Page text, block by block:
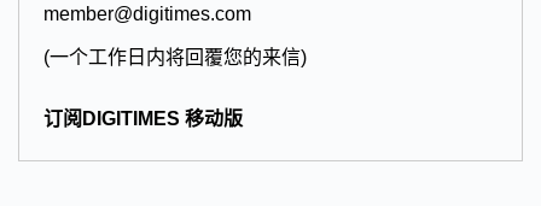
member@digitimes.com
(一个工作日内将回覆您的来信)
订阅DIGITIMES 移动版